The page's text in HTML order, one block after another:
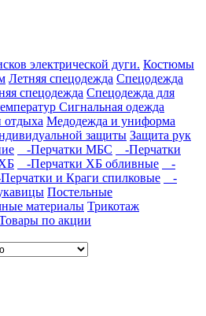
электрической дуги. Костюмы
Летняя спецодежда Спецодежда
спецодежда Спецодежда для
Сигнальная одежда
отдыха Медодежда и униформа
защиты Защита рук
-Перчатки МБС
-Перчатки
-Перчатки ХБ обливные
-
и Краги спилковые
-
Постельные
материалы Трикотаж
по акции